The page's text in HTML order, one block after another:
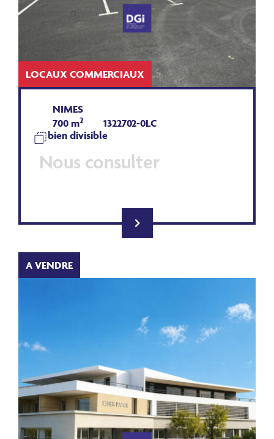
LOCAUX COMMERCIAUX
NIMES
700 m2
1322702-0LC
bien divisible
Nous consulter
A VENDRE